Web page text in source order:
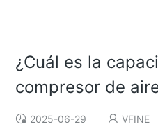
¿Cuál es la
compresor de
2025-06-29 VFINE